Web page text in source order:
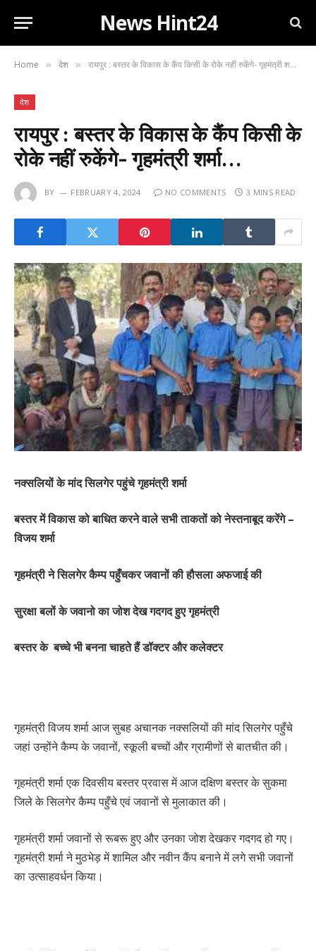
News Hint24
Home » देश » रायपुर : बस्तर के विकास के कैंप किसी के रोके नहीं रुकेंगे- गृहमंत्री शर्मा…
देश
रायपुर : बस्तर के विकास के कैंप किसी के
रोके नहीं रुकेंगे- गृहमंत्री शर्मा…
BY FEBRUARY 4, 2024 NO COMMENTS 3 MINS READ
नक्सलियों के मांद सिलगेर पहुंचे गृहमंत्री शर्मा
बस्तर में विकास को बाधित करने वाले सभी ताकतों को नेस्तनाबूद करेंगे –
विजय शर्मा
गृहमंत्री ने सिलगेर कैम्प पहुँचकर जवानों की हौसला अफजाई की
सुरक्षा बलों के जवानो का जोश देख गदगद हुए गृहमंत्री
बस्तर के बच्चे भी बनना चाहते हैं डॉक्टर और कलेक्टर
गृहमंत्री विजय शर्मा आज सुबह अचानक नक्सलियों की मांद सिलगेर पहुँचे
जहां उन्होंने कैम्प के जवानों, स्कूली बच्चों और ग्रामीणों से बातचीत की।
गृहमंत्री शर्मा एक दिवसीय बस्तर प्रवास में आज दक्षिण बस्तर के सुकमा
जिले के सिलगेर कैम्प पहुँचे एवं जवानों से मुलाकात की।
गृहमंत्री शर्मा जवानों से रूबरू हुए और उनका जोश देखकर गदगद हो गए।
गृहमंत्री शर्मा ने मुठभेड़ में शामिल और नवीन कैंप बनाने में लगे सभी जवानों
का उत्साहवर्धन किया।